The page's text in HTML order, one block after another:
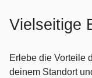
Vielseitige
Erlebe die Vorteile
deinem Standort